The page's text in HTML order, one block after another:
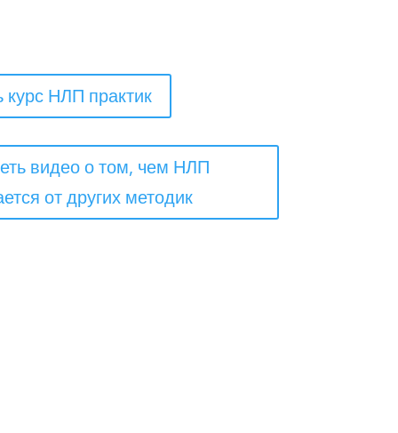
курс НЛП практик
видео о том, чем НЛП
от других методик